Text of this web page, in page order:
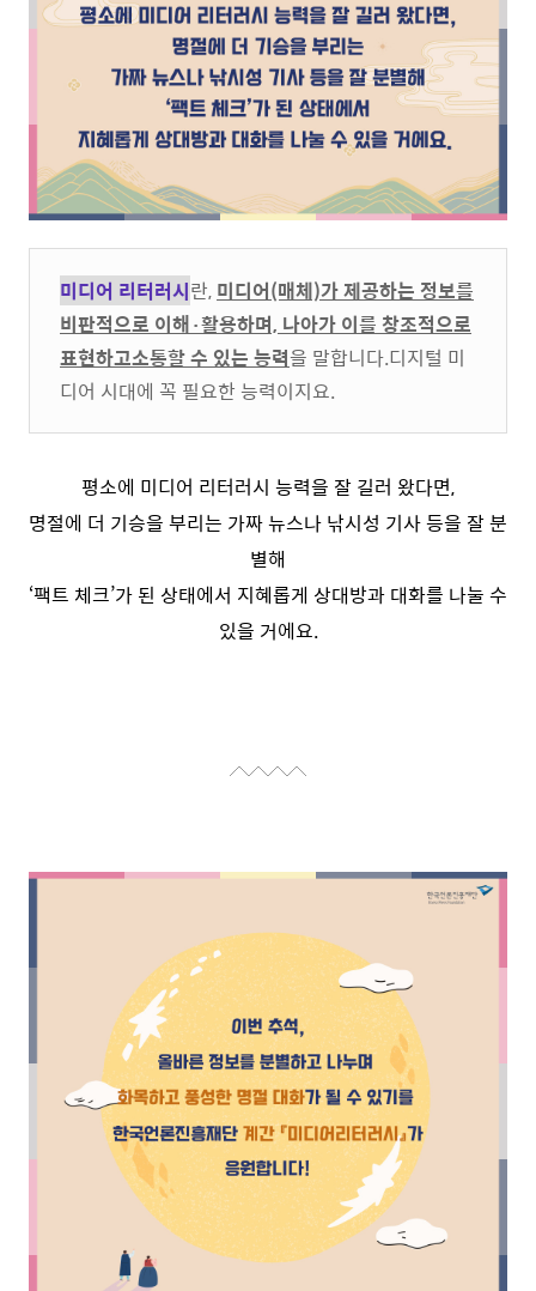
미디어 리터러시란, 미디어(매체)가 제공하는 정보를
비판적으로 이해·활용하며, 나아가 이를 창조적으로
표현하고소통할 수 있는 능력을 말합니다.디지털 미
디어 시대에 꼭 필요한 능력이지요.
평소에 미디어 리터러시 능력을 잘 길러 왔다면,
명절에 더 기승을 부리는 가짜 뉴스나 낚시성 기사 등을 잘 분
별해
‘팩트 체크’가 된 상태에서 지혜롭게 상대방과 대화를 나눌 수
있을 거에요.